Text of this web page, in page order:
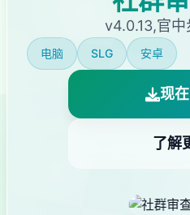
v4.0.13,官
电脑 SLG 安卓
现
了解